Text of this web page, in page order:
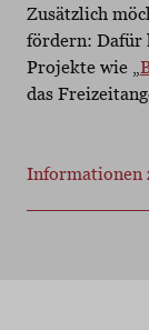
Zusätzlich
fördern: Dafür
Projekte wie „
das
Informationen